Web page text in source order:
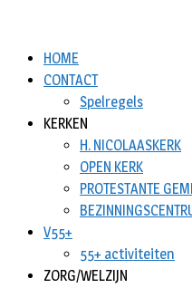
HOME
CONTACT
Spelregels
KERKEN
H. NICOLAASKERK
OPEN KERK
PROTESTANTE
V55+
55+ activiteiten
ZORG/WELZIJN